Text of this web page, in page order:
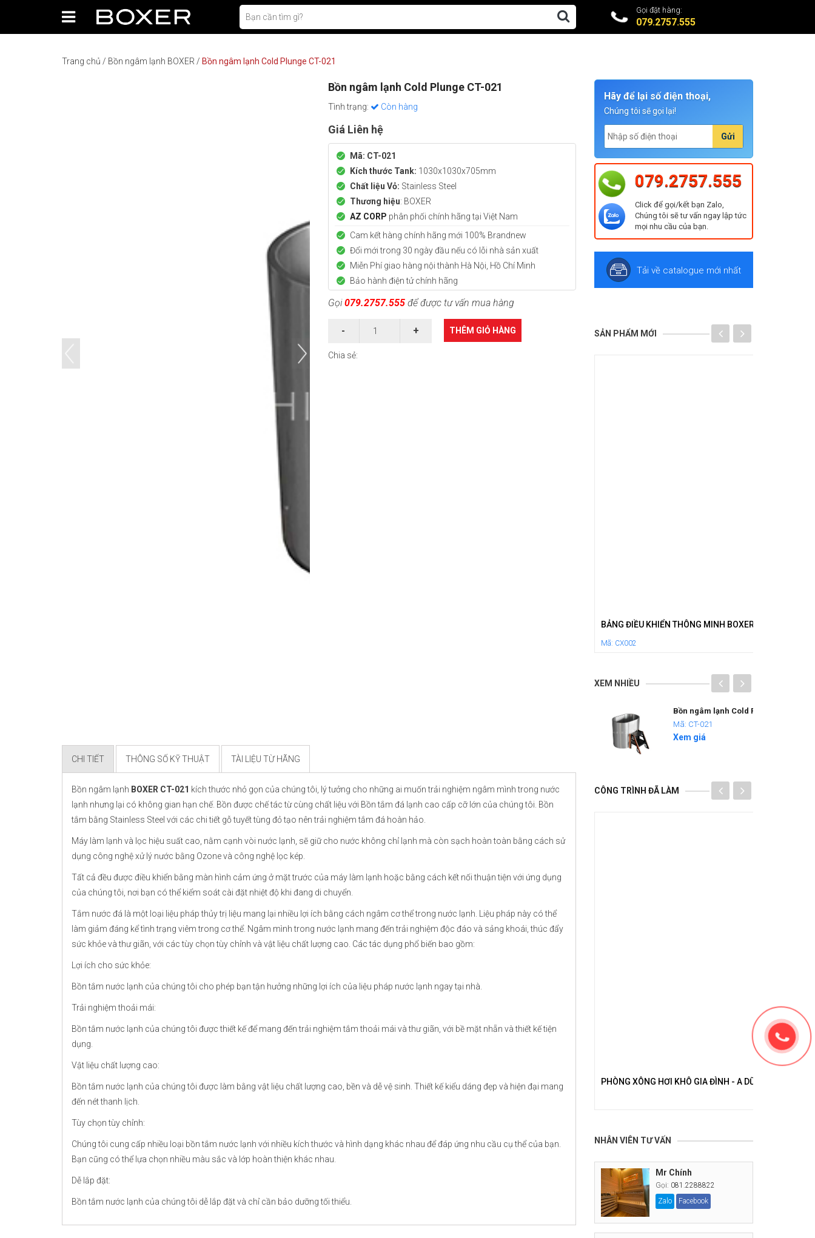
Gọi đặt hàng:
079.2757.555
Trang chủ / Bồn ngâm lạnh BOXER / Bồn ngâm lạnh Cold Plunge CT-021
Bồn ngâm lạnh Cold Plunge CT-021
Tình trạng: Còn hàng
Giá Liên hệ
Mã: CT-021
Kích thước Tank: 1030x1030x705mm
Chất liệu Vỏ: Stainless Steel
Thương hiệu: BOXER
AZ CORP phân phối chính hãng tại Việt Nam
Cam kết hàng chính hãng mới 100% Brandnew
Đổi mới trong 30 ngày đầu nếu có lỗi nhà sản xuất
Miễn Phí giao hàng nội thành Hà Nội, Hồ Chí Minh
Bảo hành điện tử chính hãng
Gọi079.2757.555để được tư vấn mua hàng
THÊM GIỎ HÀNG
Chia sẻ:
CHI TIẾT THÔNG SỐ KỸ THUẬT TÀI LIỆU TỪ HÃNG
Bồn ngâm lạnh BOXER CT-021 kích thước nhỏ gọn của chúng tôi, lý tưởng cho những ai muốn trải nghiệm ngâm mình trong nước
lạnh nhưng lại có không gian hạn chế. Bồn được chế tác từ cùng chất liệu với Bồn tắm đá lạnh cao cấp cỡ lớn của chúng tôi. Bồn
tắm bằng Stainless Steel với các chi tiết gỗ tuyết tùng đỏ tạo nên trải nghiệm tắm đá hoàn hảo.
Máy làm lạnh và lọc hiệu suất cao, nằm cạnh vòi nước lạnh, sẽ giữ cho nước không chỉ lạnh mà còn sạch hoàn toàn bằng cách sử
dụng công nghệ xử lý nước bằng Ozone và công nghệ lọc kép.
Tất cả đều được điều khiển bằng màn hình cảm ứng ở mặt trước của máy làm lạnh hoặc bằng cách kết nối thuận tiện với ứng dụng
của chúng tôi, nơi bạn có thể kiểm soát cài đặt nhiệt độ khi đang di chuyển.
Tắm nước đá là một loại liệu pháp thủy trị liệu mang lại nhiều lợi ích bằng cách ngâm cơ thể trong nước lạnh. Liệu pháp này có thể
làm giảm đáng kể tình trạng viêm trong cơ thể. Ngâm mình trong nước lạnh mang đến trải nghiệm độc đáo và sảng khoái, thúc đẩy
sức khỏe và thư giãn, với các tùy chọn tùy chỉnh và vật liệu chất lượng cao. Các tác dụng phổ biến bao gồm:
Lợi ích cho sức khỏe:
Bồn tắm nước lạnh của chúng tôi cho phép bạn tận hưởng những lợi ích của liệu pháp nước lạnh ngay tại nhà.
Trải nghiệm thoải mái:
Bồn tắm nước lạnh của chúng tôi được thiết kế để mang đến trải nghiệm tắm thoải mái và thư giãn, với bề mặt nhẵn và thiết kế tiện
dụng.
Vật liệu chất lượng cao:
Bồn tắm nước lạnh của chúng tôi được làm bằng vật liệu chất lượng cao, bền và dễ vệ sinh. Thiết kế kiểu dáng đẹp và hiện đại mang
đến nét thanh lịch.
Tùy chọn tùy chỉnh:
Chúng tôi cung cấp nhiều loại bồn tắm nước lạnh với nhiều kích thước và hình dạng khác nhau để đáp ứng nhu cầu cụ thể của bạn.
Bạn cũng có thể lựa chọn nhiều màu sắc và lớp hoàn thiện khác nhau.
Dễ lắp đặt:
Bồn tắm nước lạnh của chúng tôi dễ lắp đặt và chỉ cần bảo dưỡng tối thiểu.
Hãy để lại số điện thoại,
Chúng tôi sẽ gọi lại!
Gửi
079.2757.555
Click để gọi/kết bạn Zalo,
Chúng tôi sẽ tư vấn ngay lập tức
mọi nhu cầu của bạn.
Tải về catalogue mới nhất
SẢN PHẨM MỚI
BẢNG ĐIỀU KHIỂN THÔNG MINH BOXER CX002
Mã: CX002
XEM NHIỀU
Bồn ngâm lạnh Cold Plunge CT-021
Mã: CT-021
Xem giá
CÔNG TRÌNH ĐÃ LÀM
PHÒNG XÔNG HƠI KHÔ GIA ĐÌNH - A DŨNG - ĐAN
NHÂN VIÊN TƯ VẤN
Mr Chính
Gọi: 081.2288822
Zalo
Facebook